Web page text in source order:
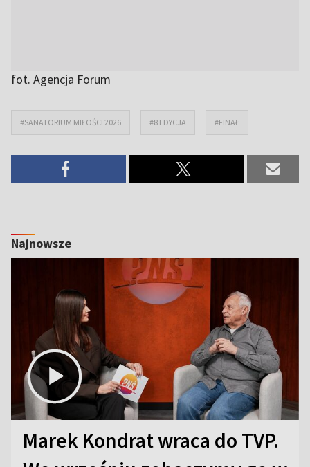
fot. Agencja Forum
#SANATORIUM MIŁOŚCI 2026 #8 EDYCJA #FINAŁ
Najnowsze
Marek Kondrat wraca do TVP.